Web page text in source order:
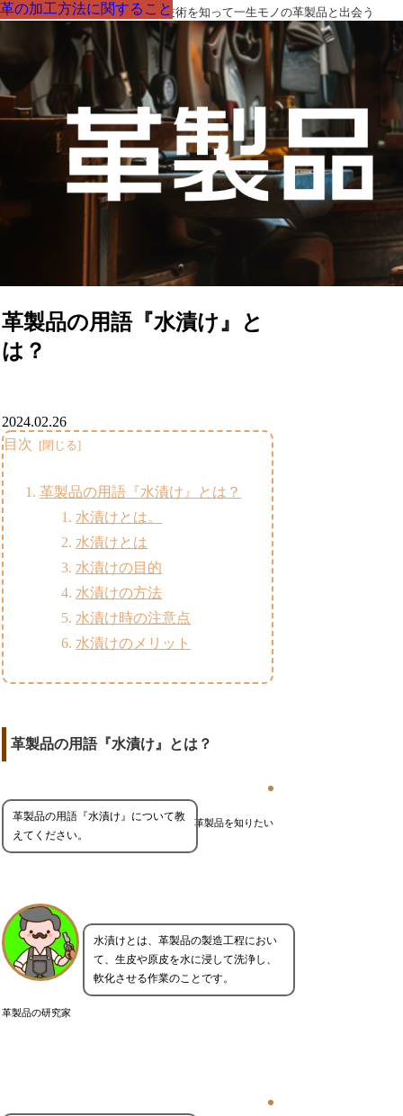
革製品の部品の呼び名・素材・技術を知って一生モノの革製品と出会う
革製品の用語『水漬け』と
は？
革の加工方法に関すること
2024.02.26
目次
革製品の用語『水漬け』とは？
水漬けとは。
水漬けとは
水漬けの目的
水漬けの方法
水漬け時の注意点
水漬けのメリット
革製品の用語『水漬け』とは？
革製品を知りたい
革製品の用語『水漬け』について教
えてください。
革製品の研究家
水漬けとは、革製品の製造工程におい
て、生皮や原皮を水に浸して洗浄し、
軟化させる作業のことです。
革の加工方法に関すること
革の加工方法に関すること
革の加工方法に関すること
革の加工方法に関すること
革の加工方法に関すること
革の加工方法に関すること